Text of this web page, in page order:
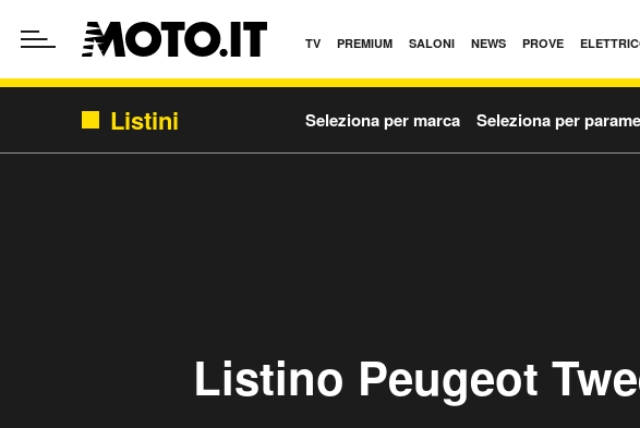
TV PREMIUM SALONI NEWS PROVE
Listini Seleziona per marca Seleziona per
Listino Peugeot